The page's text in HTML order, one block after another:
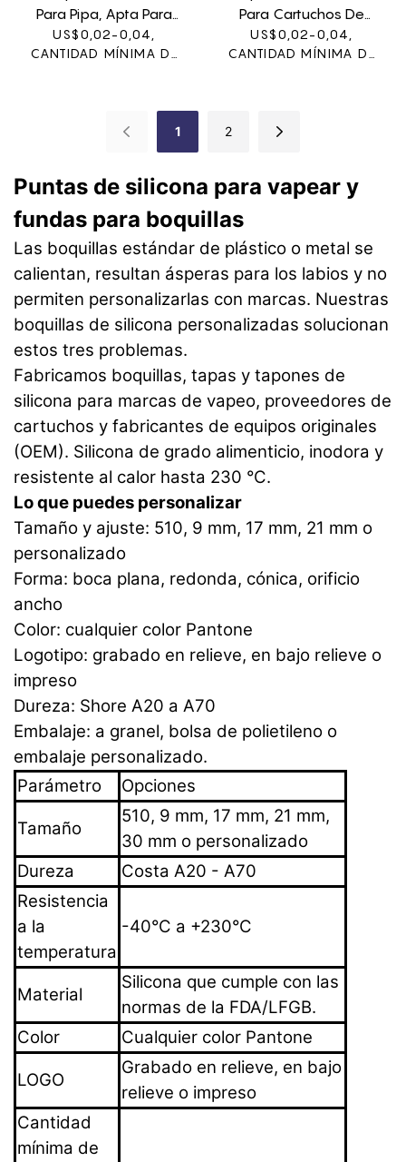
Para Pipa, Apta Para
Uso Alimentario, Color
Personalizado.
US$0,02-0,04,
CANTIDAD MÍNIMA DE
Para Cartuchos De
Vapeo: A Prueba De
Fugas Y Duraderos.
US$0,02-0,04,
CANTIDAD MÍNIMA DE
1 2
Puntas de silicona para vapear y
fundas para boquillas
Las boquillas estándar de plástico o metal se
calientan, resultan ásperas para los labios y no
permiten personalizarlas con marcas. Nuestras
boquillas de silicona personalizadas solucionan
estos tres problemas.
Fabricamos boquillas, tapas y tapones de
silicona para marcas de vapeo, proveedores de
cartuchos y fabricantes de equipos originales
(OEM). Silicona de grado alimenticio, inodora y
resistente al calor hasta 230 °C.
Lo que puedes personalizar
Tamaño y ajuste: 510, 9 mm, 17 mm, 21 mm o
personalizado
Forma: boca plana, redonda, cónica, orificio
ancho
Color: cualquier color Pantone
Logotipo: grabado en relieve, en bajo relieve o
impreso
Dureza: Shore A20 a A70
Embalaje: a granel, bolsa de polietileno o
embalaje personalizado.
Parámetro
Opciones
Tamaño
510, 9 mm, 17 mm, 21 mm,
30 mm o personalizado
Dureza
Costa A20 - A70
Resistencia
a la
temperatura
-40°C a +230°C
Material
Silicona que cumple con las
normas de la FDA/LFGB.
Color
Cualquier color Pantone
LOGO
Grabado en relieve, en bajo
relieve o impreso
Cantidad
mínima de